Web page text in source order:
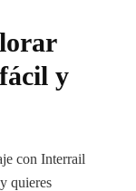
y
con Interrail
quieres